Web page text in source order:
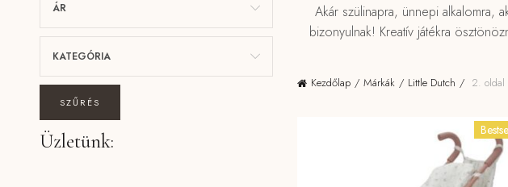
Akár szülinapra, ünnepi alkalomra,
bizonyulnak! Kreatív játékra
Kezdőlap Márkák Little Dutch 2. oldal
ÁR
KATEGÓRIA
SZŰRÉS
Üzletünk: